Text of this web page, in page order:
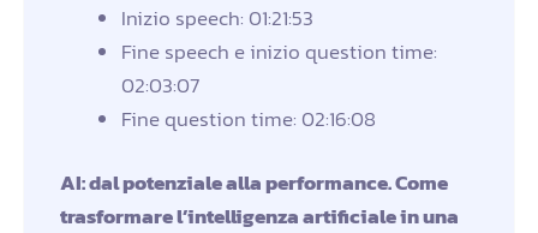
Inizio speech: 01:21:53
Fine speech e inizio question time:
02:03:07
Fine question time: 02:16:08
AI: dal potenziale alla performance. Come
trasformare l’intelligenza artificiale in una